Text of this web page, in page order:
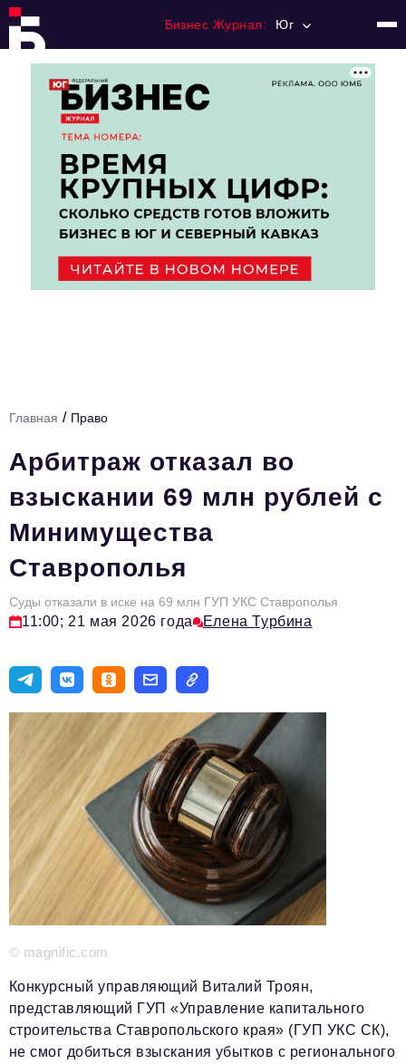
Бизнес Журнал: Юг
Франчайзинг
Номера журнала
Категории:
Финансы
Стиль жизни
Цитаты
Аналитика
Главное
Интервью
Сделано в России
Точки роста
Персона
Инвестиции
Управление
Красота и здоровье
Энергетика
Недвижимость
Мнение
Технологии
Политика
Промышленность
Главная / Право
Арбитраж отказал во
взыскании 69 млн рублей с
Минимущества
Ставрополья
Суды отказали в иске на 69 млн ГУП УКС Ставрополья
11:00; 21 мая 2026 года Елена Турбина
© magnific.com
Конкурсный управляющий Виталий Троян,
представляющий ГУП «Управление капитального
строительства Ставропольского края» (ГУП УКС СК),
не смог добиться взыскания убытков с регионального